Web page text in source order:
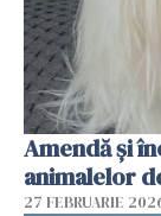
Amendă și
animalelor
27 FEBRUARIE